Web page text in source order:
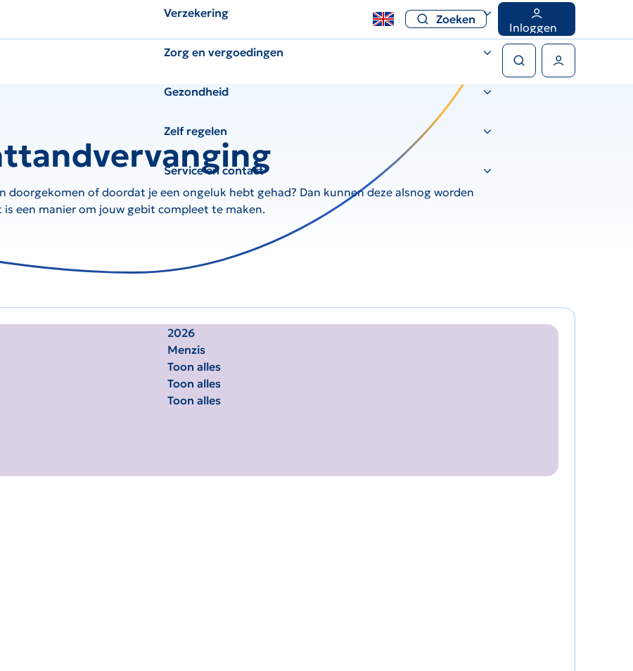
Zoeken
Inloggen
Verzekering
Zorg en vergoedingen
Gezondheid
Zelf regelen
Service en contact
of doordat je een ongeluk hebt gehad? Dan kunnen deze alsnog worden
een manier om jouw gebit compleet te maken.
2026
Menzis
Toon alles
Toon alles
Toon alles